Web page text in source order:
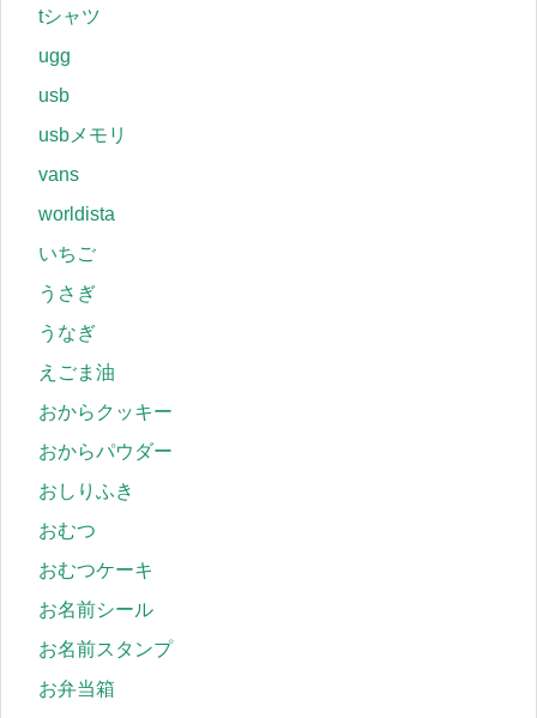
tシャツ
ugg
usb
usbメモリ
vans
worldista
いちご
うさぎ
うなぎ
えごま油
おからクッキー
おからパウダー
おしりふき
おむつ
おむつケーキ
お名前シール
お名前スタンプ
お弁当箱